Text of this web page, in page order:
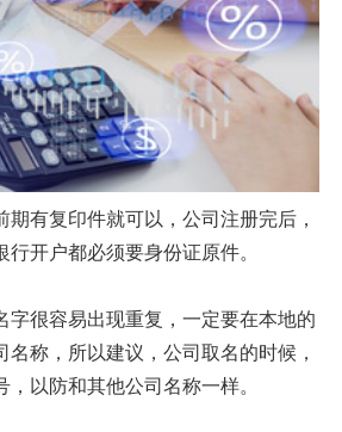
有复印件就可以，公司注册完后，
开户都必须要身份证原件。
字很容易出现重复，一定要在本地的
名称，所以建议，公司取名的时候，
以防和其他公司名称一样。